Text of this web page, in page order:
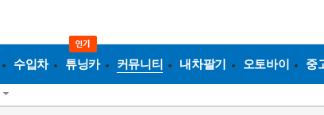
수입차 튜닝카 커뮤니티 내차팔기 오토바이 중